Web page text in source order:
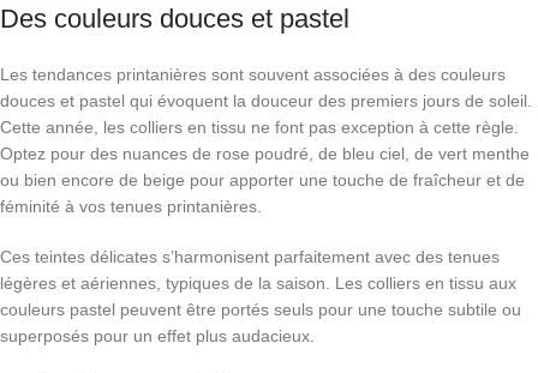
Des couleurs douces et pastel
Les tendances printanières sont souvent associées à des couleurs
douces et pastel qui évoquent la douceur des premiers jours de soleil.
Cette année, les colliers en tissu ne font pas exception à cette règle.
Optez pour des nuances de rose poudré, de bleu ciel, de vert menthe
ou bien encore de beige pour apporter une touche de fraîcheur et de
féminité à vos tenues printanières.
Ces teintes délicates s’harmonisent parfaitement avec des tenues
légères et aériennes, typiques de la saison. Les colliers en tissu aux
couleurs pastel peuvent être portés seuls pour une touche subtile ou
superposés pour un effet plus audacieux.